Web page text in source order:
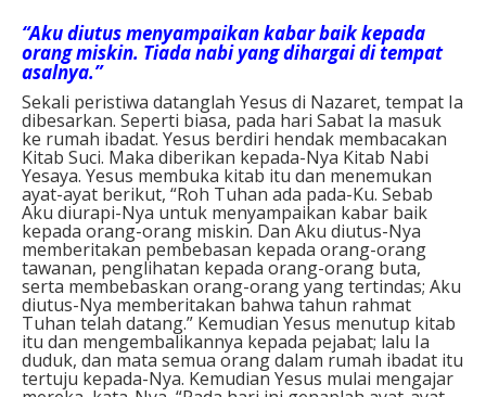
“Aku diutus menyampaikan kabar baik kepada
orang miskin. Tiada nabi yang dihargai di tempat
asalnya.”
Sekali peristiwa datanglah Yesus di Nazaret, tempat Ia
dibesarkan. Seperti biasa, pada hari Sabat Ia masuk
ke rumah ibadat. Yesus berdiri hendak membacakan
Kitab Suci. Maka diberikan kepada-Nya Kitab Nabi
Yesaya. Yesus membuka kitab itu dan menemukan
ayat-ayat berikut, “Roh Tuhan ada pada-Ku. Sebab
Aku diurapi-Nya untuk menyampaikan kabar baik
kepada orang-orang miskin. Dan Aku diutus-Nya
memberitakan pembebasan kepada orang-orang
tawanan, penglihatan kepada orang-orang buta,
serta membebaskan orang-orang yang tertindas; Aku
diutus-Nya memberitakan bahwa tahun rahmat
Tuhan telah datang.” Kemudian Yesus menutup kitab
itu dan mengembalikannya kepada pejabat; lalu Ia
duduk, dan mata semua orang dalam rumah ibadat itu
tertuju kepada-Nya. Kemudian Yesus mulai mengajar